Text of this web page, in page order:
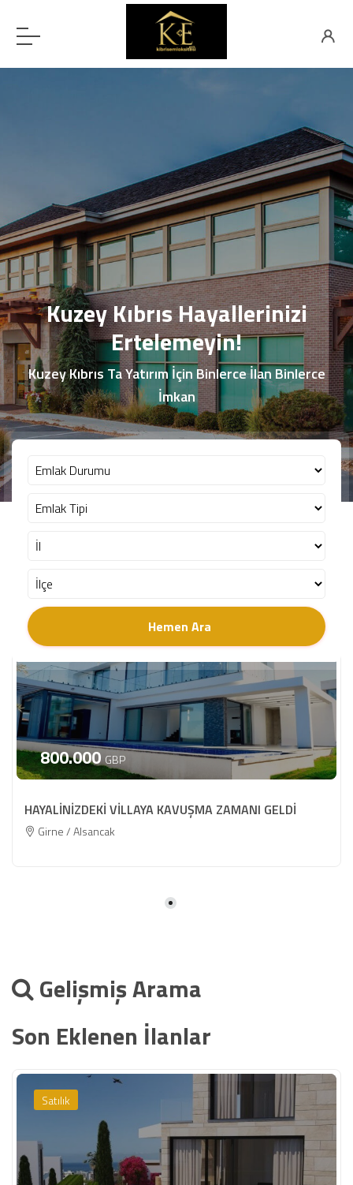
Kuzey Kıbrıs Hayallerinizi
Ertelemeyin!
Kuzey Kıbrıs Ta Yatırım İçin Binlerce İlan Binlerce
İmkan
Hemen Ara
800.000 GBP
HAYALİNİZDEKİ VİLLAYA KAVUŞMA ZAMANI GELDİ
Girne / Alsancak
Gelişmiş Arama
Son Eklenen İlanlar
Satılık